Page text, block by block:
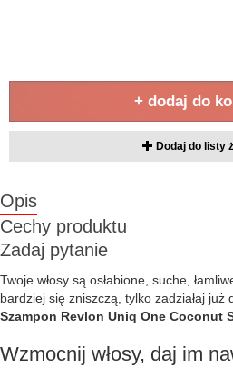
+ dodaj do
Dodaj do listy
Opis
Cechy produktu
Zadaj pytanie
Twoje włosy są osłabione, suche,
bardziej się zniszczą, tylko zadziałaj
Szampon Revlon Uniq One Coconut
Wzmocnij włosy, daj im